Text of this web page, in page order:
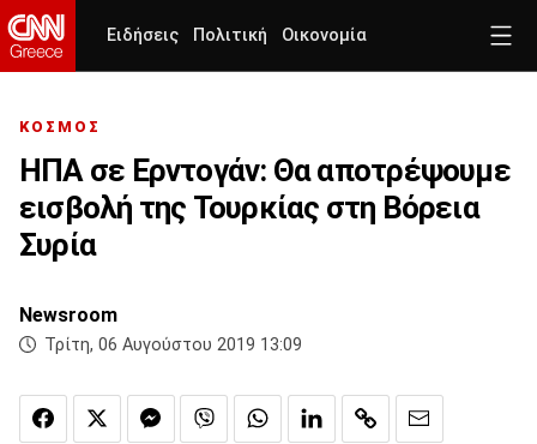
Ειδήσεις Πολιτική Οικονομία
ΚΟΣΜΟΣ
ΗΠΑ σε Ερντογάν: Θα αποτρέψουμε
εισβολή της Τουρκίας στη Βόρεια
Συρία
Newsroom
Τρίτη, 06 Αυγούστου 2019 13:09